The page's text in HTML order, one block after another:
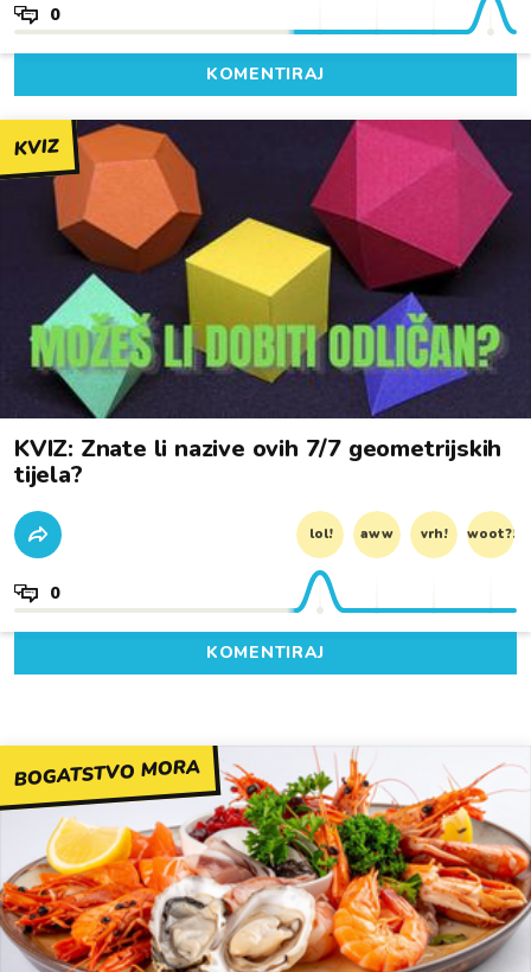
0
KOMENTIRAJ
KVIZ
KVIZ: Znate li nazive ovih 7/7 geometrijskih
tijela?
lol! aww vrh! woot?!
0
KOMENTIRAJ
BOGATSTVO MORA